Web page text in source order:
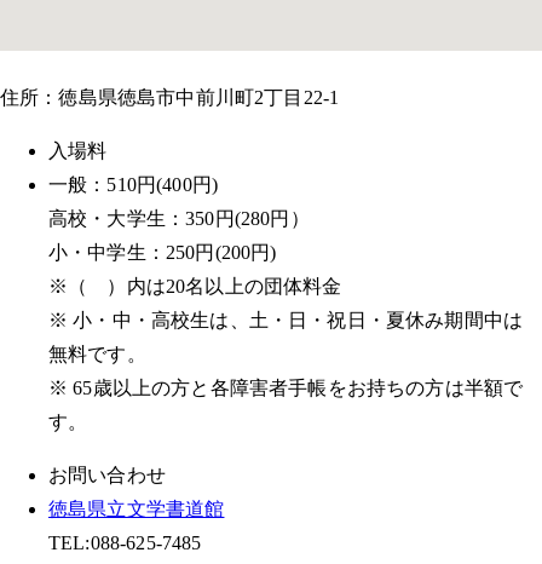
住所：徳島県徳島市中前川町2丁目22-1
入場料
一般：510円(400円)
高校 ・大学生：350円(280円）
小・中学生：250円(200円)
※（ ）内は20名以上の団体料金
※ 小・中・高校生は、土・日・祝日・夏休み期間中は
無料です。
※ 65歳以上の方と各障害者手帳をお持ちの方は半額で
す。
お問い合わせ
徳島県立文学書道館
TEL:088-625-7485